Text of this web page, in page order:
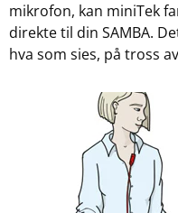
mikrofon, kan miniTek
direkte til din SAMBA.
hva som sies, på tross